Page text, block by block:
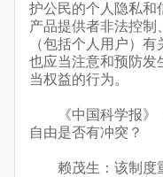
护公民的个人隐私和
产品提供者非法控制
（包括个人用户）
也应当注意和预防发
当权益的行为。
《中国科学报》：
自由是否有冲突？
赖茂生：该制度重